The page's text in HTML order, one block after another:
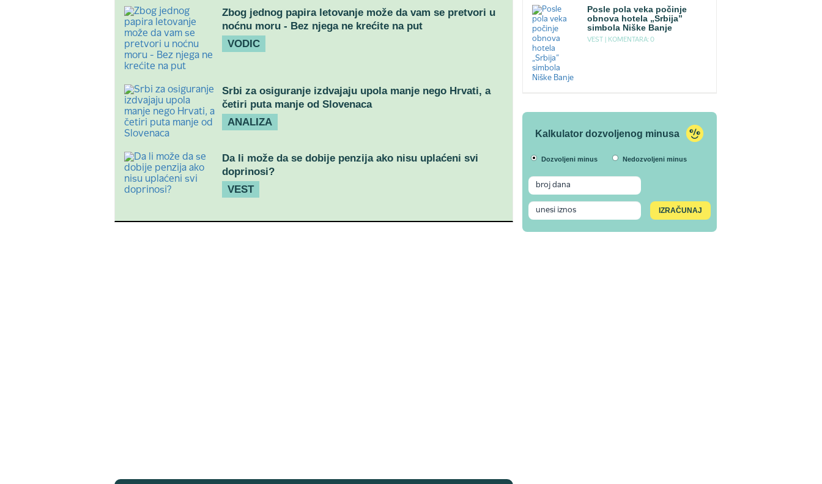
Zbog jednog papira letovanje može da vam se pretvori u
noćnu moru - Bez njega ne krećite na put
VODIC
Srbi za osiguranje izdvajaju upola manje nego Hrvati, a
četiri puta manje od Slovenaca
ANALIZA
Da li može da se dobije penzija ako nisu uplaćeni svi
doprinosi?
VEST
Posle pola veka počinje
obnova hotela „Srbija”
simbola Niške Banje
VEST | KOMENTARA: 0
Kalkulator dozvoljenog minusa
Dozvoljeni minus Nedozvoljeni minus